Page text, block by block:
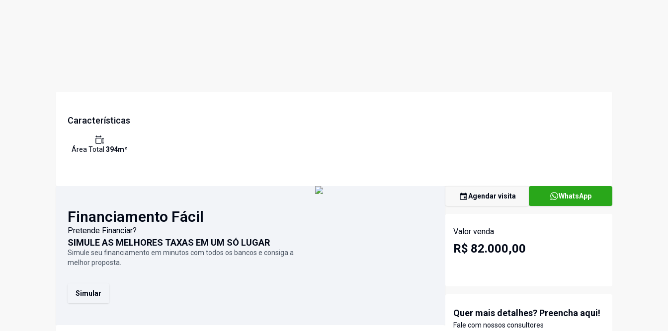
Características
Área Total 394m²
Financiamento Fácil
Pretende Financiar?
SIMULE AS MELHORES TAXAS EM UM SÓ LUGAR
Simule seu financiamento em minutos com todos os bancos e consiga a
melhor proposta.
Simular
Agendar visita WhatsApp
Valor venda
R$ 82.000,00
Quer mais detalhes? Preencha aqui!
Fale com nossos consultores